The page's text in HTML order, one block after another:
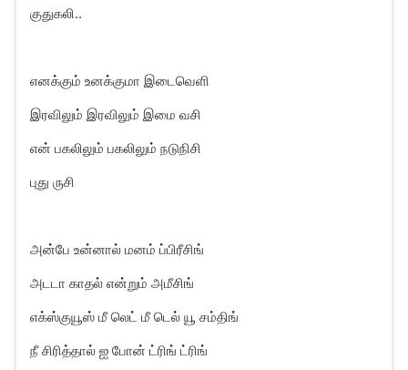
குதுகலி..
எனக்கும் உனக்குமா இடைவெளி
இரவிலும் இரவிலும் இமை வசி
என் பகலிலும் பகலிலும் நடுநிசி
புது ருசி
அன்பே உன்னால் மனம் ப்பிரீசிங்
அடடா காதல் என்றும் அமீசிங்
எக்ஸ்குயூஸ் மீ லெட் மீ டெல் யூ சம்திங்
நீ சிரித்தால் ஐ போன் ட்ரிங் ட்ரிங்